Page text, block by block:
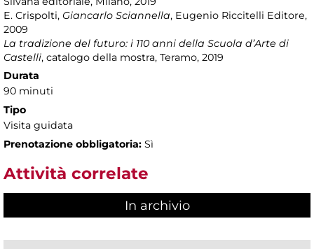
E. Crispolti, Giancarlo Sciannella, Eugenio Riccitelli Editore,
2009
La tradizione del futuro: i 110 anni della Scuola d’Arte di
Castelli, catalogo della mostra, Teramo, 2019
Durata
90 minuti
Tipo
Visita guidata
Prenotazione obbligatoria: Sì
Attività correlate
In archivio